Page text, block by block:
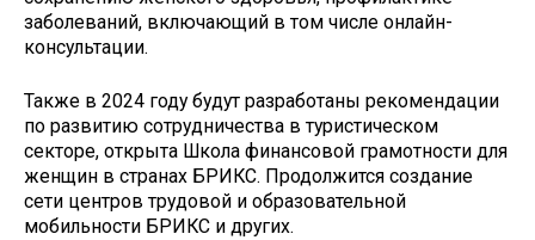
заболеваний, включающий в том числе онлайн-
консультации.
Также в 2024 году будут разработаны рекомендации
по развитию сотрудничества в туристическом
секторе, открыта Школа финансовой грамотности для
женщин в странах БРИКС. Продолжится создание
сети центров трудовой и образовательной
мобильности БРИКС и других.